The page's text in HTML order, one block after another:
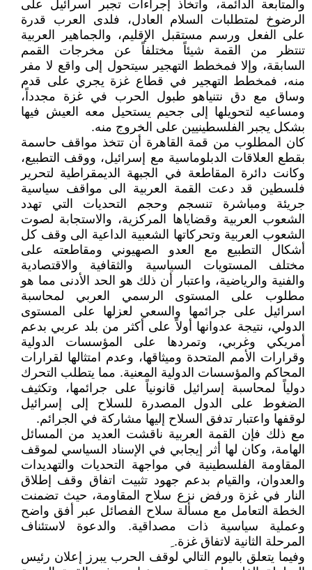
والمتابعة الدائمة، واتخاذ إجراءات تجبر اسرائيل على
الرضوخ لمتطلبات السلام العادل، فلدى العرب قدرة
على الفعل ورسم مستقبل الإقليم، والجماهير العربية
تنتظر من القمة شيئاً مختلفاً عن مخرجات القمم
السابقة، وإلا فمخطط التهجير سيتحول إلى واقع لا مفر
منه، فمخطط التهجير في قطاع غزة يجري على قدم
وساق مع دق نتنياهو طبول الحرب في غزة مجدداً،
ومساعيه لتحويلها إلى جحيم يستحيل معه العيش فيها
بشكل يجبر الفلسطينيين على الخروج منه.
كان المطلوب من قمة القاهرة أن تتخذ مواقف حاسمة
بقطع العلاقات الدبلوماسية مع إسرائيل، ووقف التطبيع،
وكانت دائرة المقاطعة في الجبهة الديمقراطية لتحرير
فلسطين قد دعت القمة العربية الى مواقف سياسية
جريئة ومباشرة تنسجم وحجم التحديات التي تهدد
الشعوب العربية وقضاياها المركزية، والاستجابة لصوت
الشعوب العربية وتحركاتها الشعبية الداعية الى وقف كل
أشكال التطبيع مع العدو الصهيوني ومقاطعته على
مختلف المستويات السياسية والثقافية والاقتصادية
والفنية والرياضية، واعتبار أن ذلك هو الحد الأدنى مما هو
مطلوب على المستوى الرسمي العربي لمحاسبة
اسرائيل على جرائمها والسعي لعزلها على المستوى
الدولي، نتيجة عدوانها أولاً على أكثر من بلد عربي بدعم
أمريكي وغربي، وتمردها على المؤسسات الدولية
وقرارات الأمم المتحدة وميثاقها، وعدم امتثالها لقرارات
المحاكم والمؤسسات الدولية المعنية. مما يتطلب التحرك
دولياً لمحاسبة إسرائيل قانونياً على جرائمها، وتكثيف
الضغوط على الدول المصدرة للسلاح إلى إسرائيل
لوقفها واعتبار تدفق السلاح إليها مشاركة في الجرائم.
مع ذلك فإن القمة العربية ناقشت العديد من المسائل
الهامة، وكان لها أثر إيجابي في الإسناد السياسي لموقف
المقاومة الفلسطينية في مواجهة التحديات والتهديدات
والعدوان، والقيام بدعم جهود تثبيت اتفاق وقف إطلاق
النار في غزة ورفض نزع سلاح المقاومة، حيث تضمنت
الخطة التعامل مع مسألة سلاح الفصائل عبر أفق واضح
وعملية سياسية ذات مصداقية. والدعوة لاستئناف
المرحلة الثانية لاتفاق غزة. ِ
وفيما يتعلق باليوم التالي لوقف الحرب يبرز إعلان رئيس